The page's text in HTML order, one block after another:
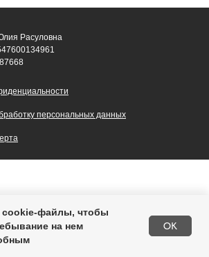
В корзину
cookie-файлы, чтобы
на нем
OK
Расуловна
персональных данных